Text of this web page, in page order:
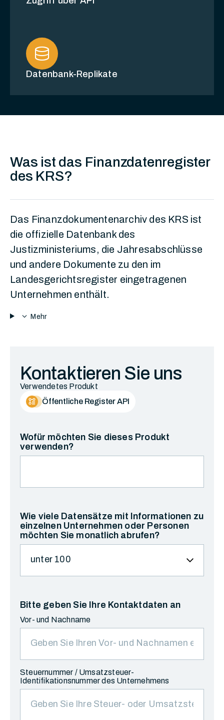
database
Datenbank-Replikate
Was ist das Finanzdatenregister
des KRS?
Das Finanzdokumentenarchiv des KRS ist
die offizielle Datenbank des
Justizministeriums, die Jahresabschlüsse
und andere Dokumente zu den im
Landesgerichtsregister eingetragenen
Unternehmen enthält.
expand_more Mehr
Kontaktieren Sie uns
Verwendetes Produkt
Öffentliche Register API
Wofür möchten Sie dieses Produkt
verwenden?
Wie viele Datensätze mit Informationen zu
einzelnen Unternehmen oder Personen
möchten Sie monatlich abrufen?
Bitte geben Sie Ihre Kontaktdaten an
Vor- und Nachname
Steuernummer / Umsatzsteuer-
Identifikationsnummer des Unternehmens